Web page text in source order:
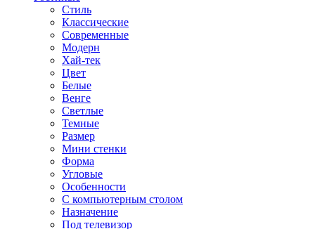
Стиль
Классические
Современные
Модерн
Хай-тек
Цвет
Белые
Венге
Светлые
Темные
Размер
Мини стенки
Форма
Угловые
Особенности
С компьютерным столом
Назначение
Под телевизор